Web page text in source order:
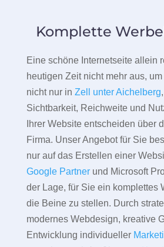
Komplette
Eine schöne Internetseite allein
heutigen Zeit nicht mehr aus,
nicht nur in Zell unter Aichelberg
Sichtbarkeit, Reichweite und
Ihrer Website entscheiden über
Firma. Unser Angebot für Sie
nur auf das Erstellen einer
Google Partnerund Microsoft
der Lage, für Sie ein komplettes
die Beine zu stellen. Durch
modernes Webdesign, kreative
Entwicklung individueller